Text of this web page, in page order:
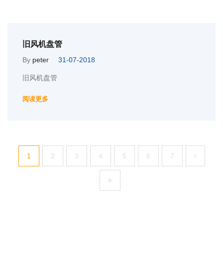
旧风机盘管
By peter 31-07-2018
旧风机盘管
阅读更多
1 2 3 4 5 6 7